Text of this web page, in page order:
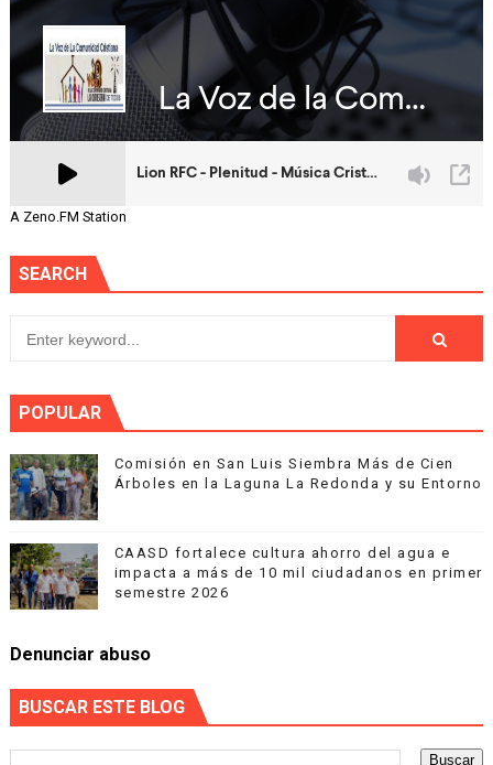
A Zeno.FM Station
SEARCH
POPULAR
Comisión en San Luis Siembra Más de Cien
Árboles en la Laguna La Redonda y su Entorno
CAASD fortalece cultura ahorro del agua e
impacta a más de 10 mil ciudadanos en primer
semestre 2026
Denunciar abuso
BUSCAR ESTE BLOG